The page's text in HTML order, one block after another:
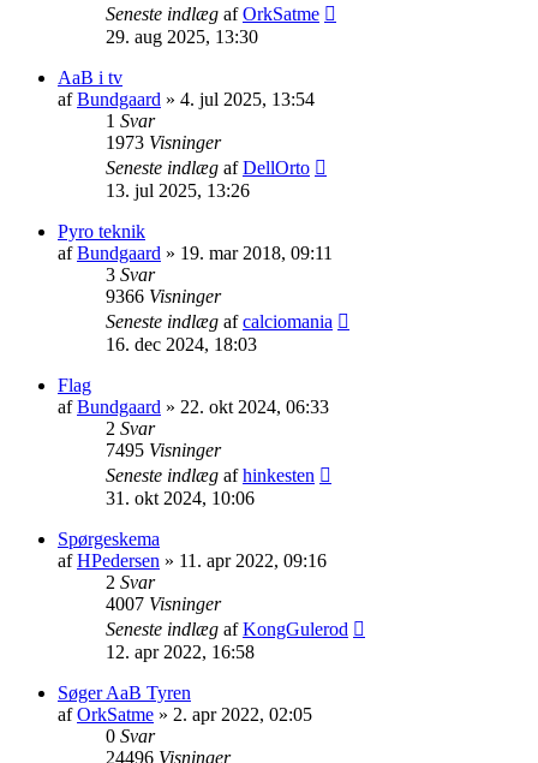
Seneste indlæg afOrkSatme
29. aug 2025, 13:30
AaB i tv
afBundgaard » 4. jul 2025, 13:54
1 Svar
1973 Visninger
Seneste indlæg afDellOrto
13. jul 2025, 13:26
Pyro teknik
afBundgaard » 19. mar 2018, 09:11
3 Svar
9366 Visninger
Seneste indlæg afcalciomania
16. dec 2024, 18:03
Flag
afBundgaard » 22. okt 2024, 06:33
2 Svar
7495 Visninger
Seneste indlæg afhinkesten
31. okt 2024, 10:06
Spørgeskema
afHPedersen » 11. apr 2022, 09:16
2 Svar
4007 Visninger
Seneste indlæg afKongGulerod
12. apr 2022, 16:58
Søger AaB Tyren
afOrkSatme » 2. apr 2022, 02:05
0 Svar
24496 Visninger